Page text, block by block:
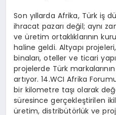
Son yıllarda Afrika, Türk iş
ihracat pazarı değil; aynı
ve üretim ortaklıklarının
haline geldi. Altyapı
binaları, oteller ve ticari
projelerde Türk
artıyor. 14.WCI Afrika
bir kilometre taşı olarak
süresince gerçekleştirilen
üretim, distribütörlük ve